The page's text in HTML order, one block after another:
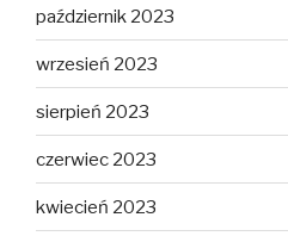
październik 2023
wrzesień 2023
sierpień 2023
czerwiec 2023
kwiecień 2023